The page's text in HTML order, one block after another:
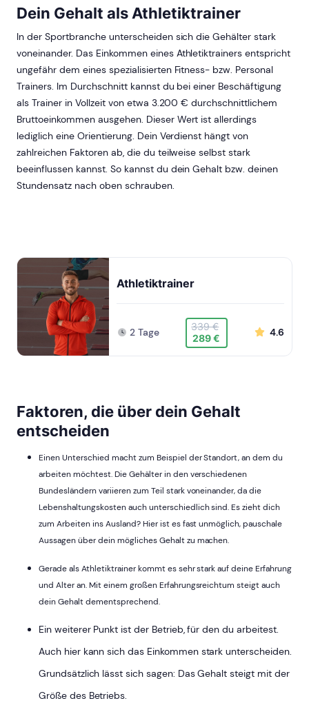
Dein Gehalt als Athletiktrainer
In der Sportbranche unterscheiden sich die Gehälter stark
voneinander. Das Einkommen eines Athletiktrainers entspricht
ungefähr dem eines spezialisierten Fitness- bzw. Personal
Trainers. Im Durchschnitt kannst du bei einer Beschäftigung
als Trainer in Vollzeit von etwa 3.200 € durchschnittlichem
Bruttoeinkommen ausgehen. Dieser Wert ist allerdings
lediglich eine Orientierung. Dein Verdienst hängt von
zahlreichen Faktoren ab, die du teilweise selbst stark
beeinflussen kannst. So kannst du dein Gehalt bzw. deinen
Stundensatz nach oben schrauben.
Athletiktrainer
2 Tage
339 €
289 €
4.6
Faktoren, die über dein Gehalt
entscheiden
Einen Unterschied macht zum Beispiel der Standort, an dem du
arbeiten möchtest. Die Gehälter in den verschiedenen
Bundesländern variieren zum Teil stark voneinander, da die
Lebenshaltungskosten auch unterschiedlich sind. Es zieht dich
zum Arbeiten ins Ausland? Hier ist es fast unmöglich, pauschale
Aussagen über dein mögliches Gehalt zu machen.
Gerade als Athletiktrainer kommt es sehr stark auf deine Erfahrung
und Alter an. Mit einem großen Erfahrungsreichtum steigt auch
dein Gehalt dementsprechend.
Ein weiterer Punkt ist der Betrieb, für den du arbeitest.
Auch hier kann sich das Einkommen stark unterscheiden.
Grundsätzlich lässt sich sagen: Das Gehalt steigt mit der
Größe des Betriebs.